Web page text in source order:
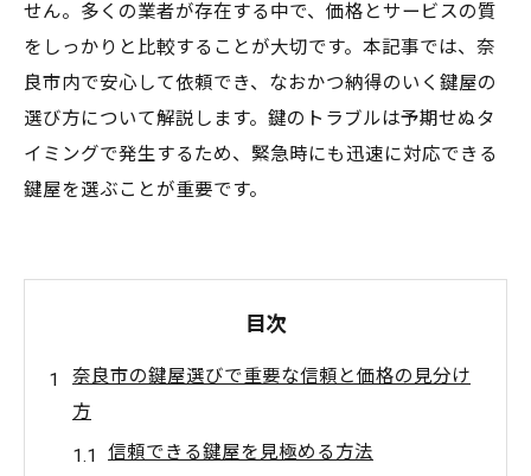
せん。多くの業者が存在する中で、価格とサービスの質
をしっかりと比較することが大切です。本記事では、奈
良市内で安心して依頼でき、なおかつ納得のいく鍵屋の
選び方について解説します。鍵のトラブルは予期せぬタ
イミングで発生するため、緊急時にも迅速に対応できる
鍵屋を選ぶことが重要です。
目次
奈良市の鍵屋選びで重要な信頼と価格の見分け
方
信頼できる鍵屋を見極める方法